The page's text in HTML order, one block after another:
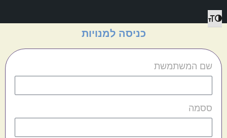
הפעל/כבה ניגודיות גבוהה
מתג גודל גופן
כניסה למנויות
שם המשתמשת
ססמה